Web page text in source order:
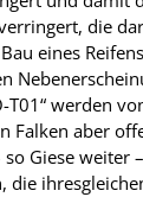
die
eines
T01“ werden
Falken aber
Giese weiter
die